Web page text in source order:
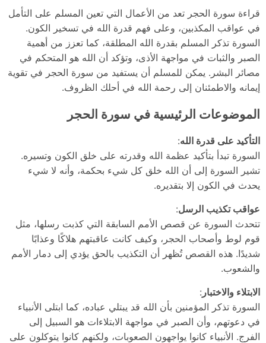
قراءة سورة الحجر تعد من الأعمال التي تعين المسلم على التأمل
في عواقب المكذبين، وعلى فهم قدرة الله في تسخير الكون.
السورة تذكر المسلم بقدرة الله المطلقة، كما تعزز من أهمية
الصبر والثبات في مواجهة الأذى، وتؤكد أن الله هو المتحكم في
مصائر البشر. يمكن للمسلم أن يستفيد من سورة الحجر في تقوية
إيمانه والاطمئنان إلى رحمة الله في أحلك الظروف.
الموضوعات الرئيسية في سورة الحجر
التأكيد على قدرة الله:
السورة تبدأ بتأكيد عظمة الله وقدرته على خلق الكون وتسيره.
تشير السورة إلى أن الله خلق كل شيء بحكمة، وأنه لا شيء
يحدث في الكون إلا بتقديره.
عواقب تكذيب الرسل:
تتحدث السورة عن قصص الأمم السابقة التي كذبت رسلها، مثل
قوم لوط وأصحاب الحجر، وكيف كانت عاقبتهم هلاكًا وعذابًا
شديدًا. هذه القصص تُظهر أن التكذيب بالحق يؤدي إلى دمار الأمم
والشعوب.
الابتلاء والاختبار :
السورة تذكر المؤمنين بأن الله قد يبتلي عباده، كما ابتلى الأنبياء
في دعوتهم، وأن الصبر في مواجهة الابتلاءات هو السبيل إلى
الفرج. الأنبياء كانوا يواجهون الصعوبات، ولكنهم كانوا يتوكلون على